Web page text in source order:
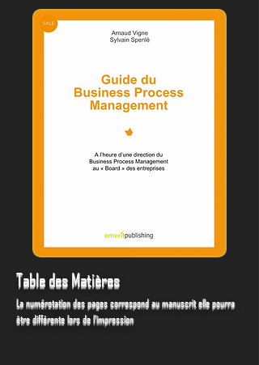
Table des Matières
La numérotation des pages correspond au manuscrit elle pourra
être différente lors de l'impression